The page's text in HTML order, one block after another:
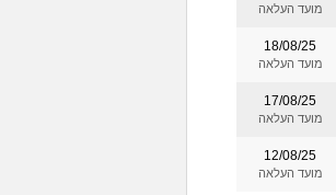
מועד העלאה
18/08/25
מועד העלאה
17/08/25
מועד העלאה
12/08/25
מועד העלאה